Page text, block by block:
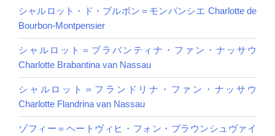
シャルロット・ド・ブルボン＝モンパンシエ Charlotte de
Bourbon-Montpensier
シャルロット＝ブラバンティナ・ファン・ナッサウ
Charlotte Brabantina van Nassau
シャルロット＝フランドリナ・ファン・ナッサウ
Charlotte Flandrina van Nassau
ゾフィー＝ヘートヴィヒ・フォン・ブラウンシュヴァイ